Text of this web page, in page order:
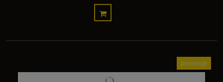
promocja